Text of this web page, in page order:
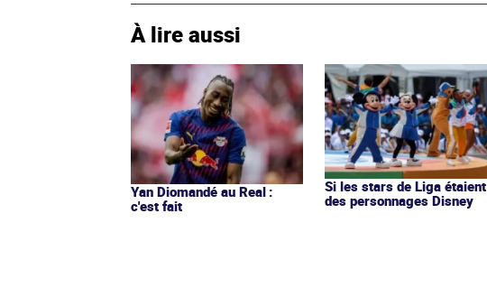
À lire aussi
Yan Diomandé au Real :
c'est fait
Si les stars de Liga étaient
des personnages Disney